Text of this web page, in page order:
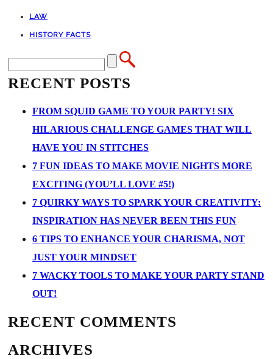
LAW
HISTORY FACTS
RECENT POSTS
FROM SQUID GAME TO YOUR PARTY! SIX
HILARIOUS CHALLENGE GAMES THAT WILL
HAVE YOU IN STITCHES
7 FUN IDEAS TO MAKE MOVIE NIGHTS MORE
EXCITING (YOU’LL LOVE #5!)
7 QUIRKY WAYS TO SPARK YOUR CREATIVITY:
INSPIRATION HAS NEVER BEEN THIS FUN
6 TIPS TO ENHANCE YOUR CHARISMA, NOT
JUST YOUR MINDSET
7 WACKY TOOLS TO MAKE YOUR PARTY STAND
OUT!
RECENT COMMENTS
ARCHIVES